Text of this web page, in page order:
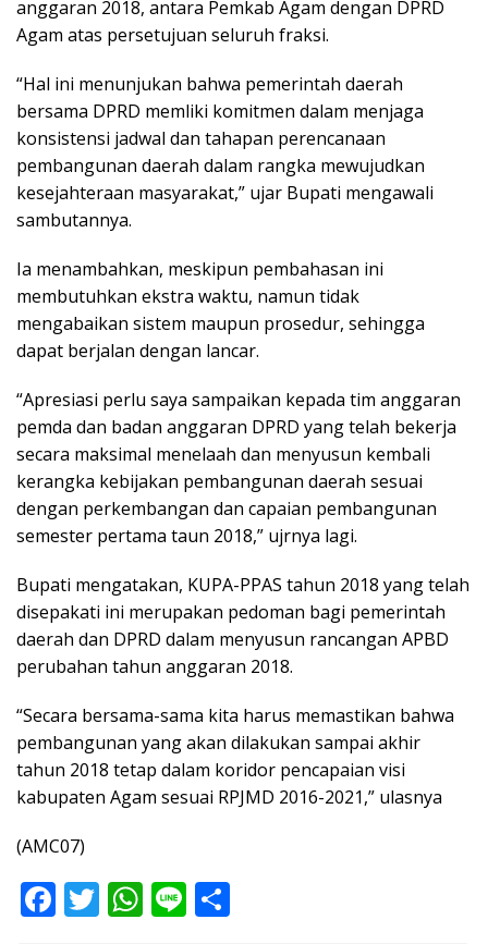
anggaran 2018, antara Pemkab Agam dengan DPRD
Agam atas persetujuan seluruh fraksi.
“Hal ini menunjukan bahwa pemerintah daerah
bersama DPRD memliki komitmen dalam menjaga
konsistensi jadwal dan tahapan perencanaan
pembangunan daerah dalam rangka mewujudkan
kesejahteraan masyarakat,” ujar Bupati mengawali
sambutannya.
Ia menambahkan, meskipun pembahasan ini
membutuhkan ekstra waktu, namun tidak
mengabaikan sistem maupun prosedur, sehingga
dapat berjalan dengan lancar.
“Apresiasi perlu saya sampaikan kepada tim anggaran
pemda dan badan anggaran DPRD yang telah bekerja
secara maksimal menelaah dan menyusun kembali
kerangka kebijakan pembangunan daerah sesuai
dengan perkembangan dan capaian pembangunan
semester pertama taun 2018,” ujrnya lagi.
Bupati mengatakan, KUPA-PPAS tahun 2018 yang telah
disepakati ini merupakan pedoman bagi pemerintah
daerah dan DPRD dalam menyusun rancangan APBD
perubahan tahun anggaran 2018.
“Secara bersama-sama kita harus memastikan bahwa
pembangunan yang akan dilakukan sampai akhir
tahun 2018 tetap dalam koridor pencapaian visi
kabupaten Agam sesuai RPJMD 2016-2021,” ulasnya
(AMC07)
F T W Li